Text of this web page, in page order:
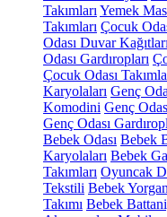
Takımları Yemek
Takımları Çocuk
Odası Duvar Kağıtları
Odası Gardıropları
Çocuk Odası
Karyolaları Genç
Komodini Genç
Genç Odası
Bebek Odası Bebek
Karyolaları Bebek
Takımları Oyuncak
Tekstili Bebek
Takımı Bebek